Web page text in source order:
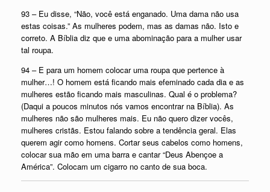
93 – Eu disse, “Não, você está enganado. Uma dama não usa
estas coisas.” As mulheres podem, mas as damas não. Isto e
correto. A Bíblia diz que e uma abominação para a mulher usar
tal roupa.
94 – E para um homem colocar uma roupa que pertence à
mulher…! O homem está ficando mais efeminado cada dia e as
mulheres estão ficando mais masculinas. Qual é o problema?
(Daqui a poucos minutos nós vamos encontrar na Bíblia). As
mulheres não são mulheres mais. Eu não quero dizer vocês,
mulheres cristãs. Estou falando sobre a tendência geral. Elas
querem agir como homens. Cortar seus cabelos como homens,
colocar sua mão em uma barra e cantar “Deus Abençoe a
América”. Colocam um cigarro no canto de sua boca.